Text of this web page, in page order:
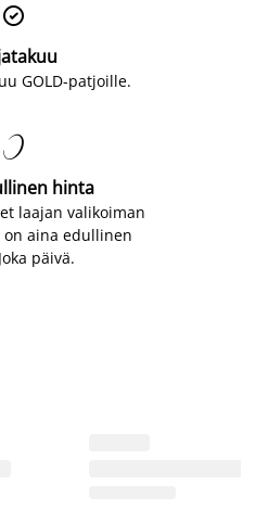

GOLD-patjoille.

hinta
laajan valikoiman
aina edullinen
päivä.